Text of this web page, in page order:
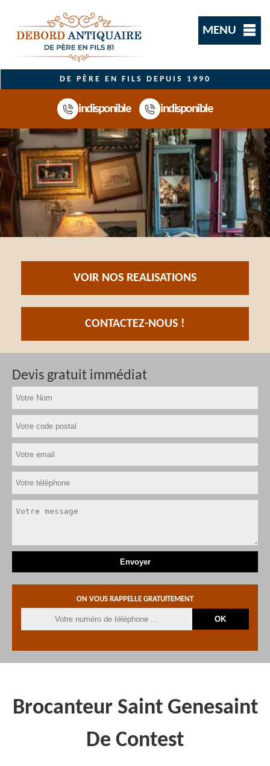
MENU
DE PÈRE EN FILS DEPUIS 1990
indisponible indisponible
VOIR NOS REALISATIONS
CONTACTEZ-NOUS !
Devis gratuit immédiat
ON VOUS RAPPELLE GRATUITEMENT
Brocanteur Saint Genesaint
De Contest